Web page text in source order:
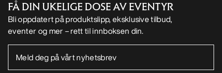
FÅ DIN UKELIGE DOSE AV EVENTYR
Bli oppdatert på produktslipp, eksklusive tilbud,
eventer og mer – rett til innboksen din.